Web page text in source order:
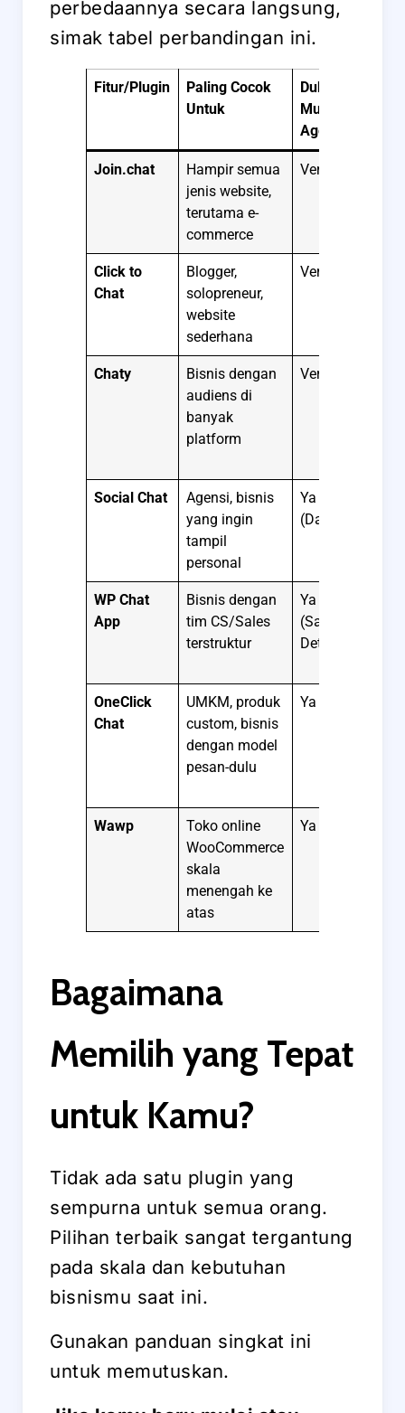
perbedaannya secara langsung,
simak tabel perbandingan ini.
Fitur/Plugin
Paling Cocok
Untuk
Dukungan
Multi-
Agen
Join.chat
Hampir semua
jenis website,
terutama e-
commerce
Versi Pro
Click to
Chat
Blogger,
solopreneur,
website
sederhana
Versi Pro
Chaty
Bisnis dengan
audiens di
banyak
platform
Versi Pro
Social Chat
Agensi, bisnis
yang ingin
tampil
personal
Ya
(Dasar)
WP Chat
App
Bisnis dengan
tim CS/Sales
terstruktur
Ya
(Sangat
Detail)
OneClick
Chat
UMKM, produk
custom, bisnis
dengan model
pesan-dulu
Ya
Wawp
Toko online
WooCommerce
skala
menengah ke
atas
Ya
Bagaimana
Memilih yang Tepat
untuk Kamu?
Tidak ada satu plugin yang
sempurna untuk semua orang.
Pilihan terbaik sangat tergantung
pada skala dan kebutuhan
bisnismu saat ini.
Gunakan panduan singkat ini
untuk memutuskan.